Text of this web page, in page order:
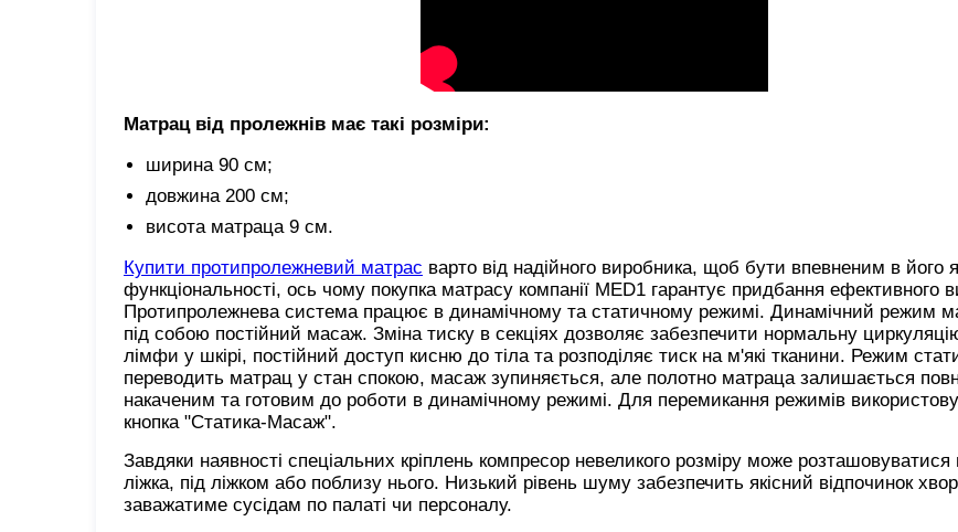
Матрац від пролежнів має такі розміри:
ширина 90 см;
довжина 200 см;
висота матраца 9 см.
Купити протипролежневий матрас варто від надійного виробника, щоб бути впевненим в його
функціональності, ось чому покупка матрасу компанії MED1 гарантує придбання ефективного
Протипролежнева система працює в динамічному та статичному режимі. Динамічний режим
під собою постійний масаж. Зміна тиску в секціях дозволяє забезпечити нормальну
лімфи у шкірі, постійний доступ кисню до тіла та розподіляє тиск на м'які тканини. Режим
переводить матрац у стан спокою, масаж зупиняється, але полотно матраца залишається
накаченим та готовим до роботи в динамічному режимі. Для перемикання режимів
кнопка "Статика-Масаж".
Завдяки наявності спеціальних кріплень компресор невеликого розміру може розташовуватися
ліжка, під ліжком або поблизу нього. Низький рівень шуму забезпечить якісний відпочинок
заважатиме сусідам по палаті чи персоналу.